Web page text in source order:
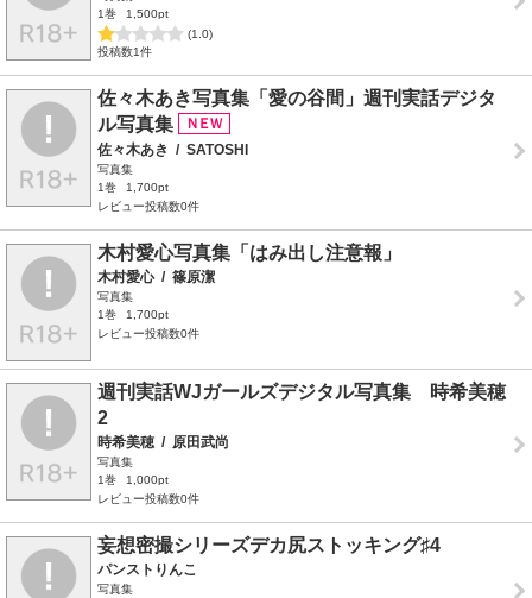
1巻
1,500pt
(1.0)
投稿数1件
佐々木あき写真集「愛の谷間」週刊実話デジタ
ル写真集
佐々木あき / SATOSHI
写真集
1巻
1,700pt
レビュー投稿数0件
木村愛心写真集「はみ出し注意報」
木村愛心 / 篠原潔
写真集
1巻
1,700pt
レビュー投稿数0件
週刊実話WJガールズデジタル写真集 時希美穂
2
時希美穂 / 原田武尚
写真集
1巻
1,000pt
レビュー投稿数0件
妄想密撮シリーズデカ尻ストッキング♯4
パンストりんこ
写真集